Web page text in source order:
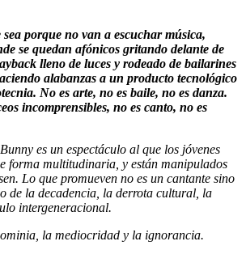
porque no van a escuchar música,
se quedan afónicos gritando delante de
lleno de luces y rodeado de bailarines
alabanzas a un producto tecnológico
No es arte, no es baile, no es danza.
incomprensibles, no es canto, no es
es un espectáculo al que los jóvenes
forma multitudinaria, y están manipulados
Lo que promueven no es un cantante sino
de la decadencia, la derrota cultural, la
intergeneracional.
la mediocridad y la ignorancia.